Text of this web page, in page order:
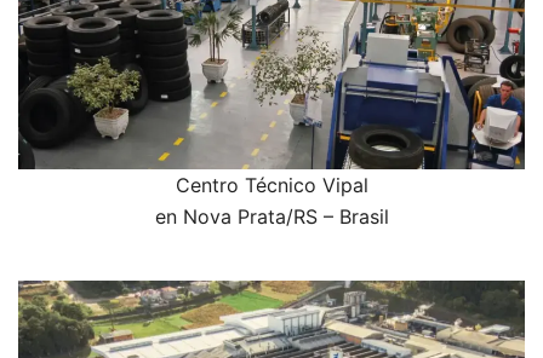
Centro Técnico Vipal
en Nova Prata/RS – Brasil